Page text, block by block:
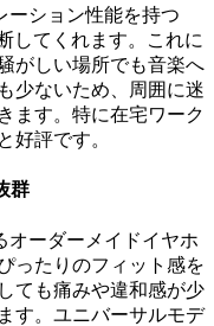
ーション性能を持つ
してくれます。これに
がしい場所でも音楽へ
少ないため、周囲に迷
ます。特に在宅ワーク
好評です。
群
オーダーメイドイヤホ
ったりのフィット感を
ても痛みや違和感が少
す。ユニバーサルモデ